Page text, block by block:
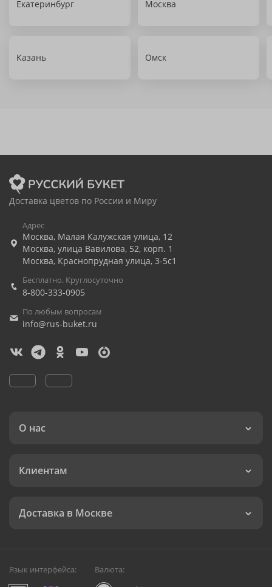
Екатеринбург Москва
Казань Омск
Доставка цветов по России и Миру
Адрес
Москва, Малая Калужская улица, 12
Москва, улица Вавилова, 52, корп. 1
Москва, Краснопрудная улица, 3-5с1
Бесплатно. Круглосуточно
8-800-333-0905
По любым вопросам
info@rus-buket.ru
О нас
Клиентам
Доставка в Москве
Язык интерфейса: Валюта: